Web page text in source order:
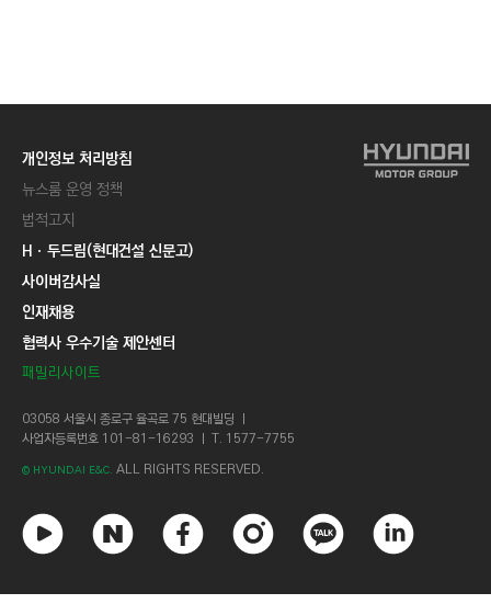
개인정보 처리방침
뉴스룸 운영 정책
법적고지
Hㆍ두드림(현대건설 신문고)
사이버감사실
인재채용
협력사 우수기술 제안센터
패밀리사이트
03058 서울시 종로구 율곡로 75 현대빌딩 ㅣ
사업자등록번호 101-81-16293 ㅣ T. 1577-7755
© HYUNDAI E&C. ALL RIGHTS RESERVED.